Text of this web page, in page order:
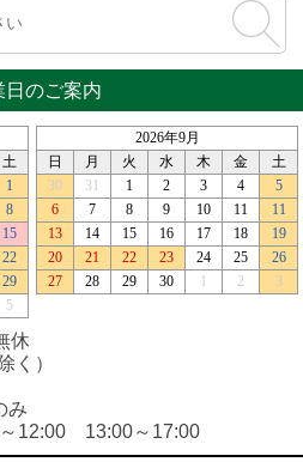
日のご案内
休
く）
み
12:00 13:00～17:00